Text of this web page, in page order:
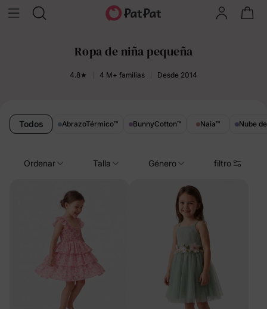
Ropa de niña pequeña
4.8★ 4 M+ familias Desde 2014
Todos AbrazoTérmico™ BunnyCotton™ Naia™ Nube
Ordenar Talla Género filtro